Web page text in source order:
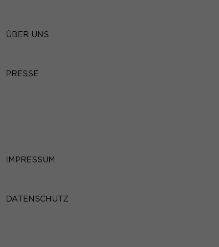
ÜBER UNS
PRESSE
IMPRESSUM
DATENSCHUTZ